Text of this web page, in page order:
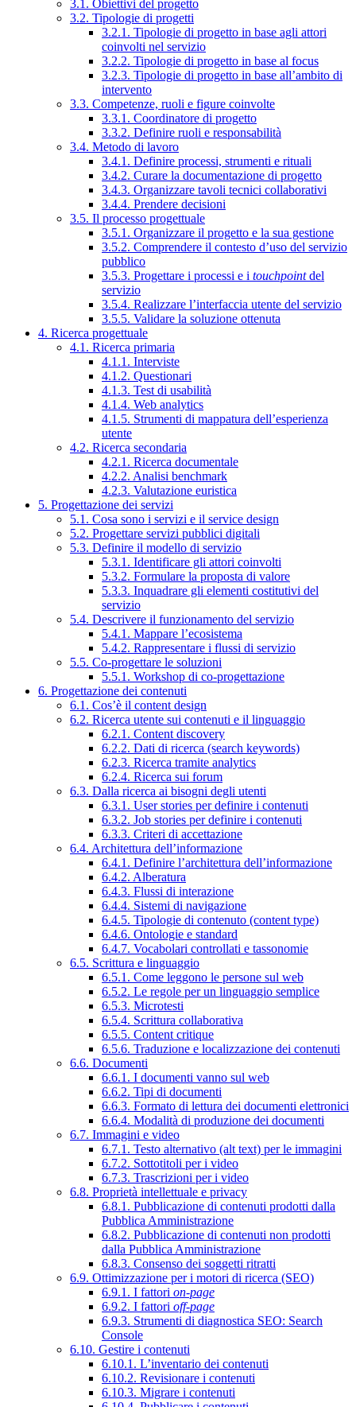
3.1. Obiettivi del progetto
3.2. Tipologie di progetti
3.2.1. Tipologie di progetto in base agli attori
coinvolti nel servizio
3.2.2. Tipologie di progetto in base al focus
3.2.3. Tipologie di progetto in base all’ambito di
intervento
3.3. Competenze, ruoli e figure coinvolte
3.3.1. Coordinatore di progetto
3.3.2. Definire ruoli e responsabilità
3.4. Metodo di lavoro
3.4.1. Definire processi, strumenti e rituali
3.4.2. Curare la documentazione di progetto
3.4.3. Organizzare tavoli tecnici collaborativi
3.4.4. Prendere decisioni
3.5. Il processo progettuale
3.5.1. Organizzare il progetto e la sua gestione
3.5.2. Comprendere il contesto d’uso del servizio
pubblico
3.5.3. Progettare i processi e i touchpointdel
servizio
3.5.4. Realizzare l’interfaccia utente del servizio
3.5.5. Validare la soluzione ottenuta
4. Ricerca progettuale
4.1. Ricerca primaria
4.1.1. Interviste
4.1.2. Questionari
4.1.3. Test di usabilità
4.1.4. Web analytics
4.1.5. Strumenti di mappatura dell’esperienza
utente
4.2. Ricerca secondaria
4.2.1. Ricerca documentale
4.2.2. Analisi benchmark
4.2.3. Valutazione euristica
5. Progettazione dei servizi
5.1. Cosa sono i servizi e il service design
5.2. Progettare servizi pubblici digitali
5.3. Definire il modello di servizio
5.3.1. Identificare gli attori coinvolti
5.3.2. Formulare la proposta di valore
5.3.3. Inquadrare gli elementi costitutivi del
servizio
5.4. Descrivere il funzionamento del servizio
5.4.1. Mappare l’ecosistema
5.4.2. Rappresentare i flussi di servizio
5.5. Co-progettare le soluzioni
5.5.1. Workshop di co-progettazione
6. Progettazione dei contenuti
6.1. Cos’è il content design
6.2. Ricerca utente sui contenuti e il linguaggio
6.2.1. Content discovery
6.2.2. Dati di ricerca (search keywords)
6.2.3. Ricerca tramite analytics
6.2.4. Ricerca sui forum
6.3. Dalla ricerca ai bisogni degli utenti
6.3.1. User stories per definire i contenuti
6.3.2. Job stories per definire i contenuti
6.3.3. Criteri di accettazione
6.4. Architettura dell’informazione
6.4.1. Definire l’architettura dell’informazione
6.4.2. Alberatura
6.4.3. Flussi di interazione
6.4.4. Sistemi di navigazione
6.4.5. Tipologie di contenuto (content type)
6.4.6. Ontologie e standard
6.4.7. Vocabolari controllati e tassonomie
6.5. Scrittura e linguaggio
6.5.1. Come leggono le persone sul web
6.5.2. Le regole per un linguaggio semplice
6.5.3. Microtesti
6.5.4. Scrittura collaborativa
6.5.5. Content critique
6.5.6. Traduzione e localizzazione dei contenuti
6.6. Documenti
6.6.1. I documenti vanno sul web
6.6.2. Tipi di documenti
6.6.3. Formato di lettura dei documenti elettronici
6.6.4. Modalità di produzione dei documenti
6.7. Immagini e video
6.7.1. Testo alternativo (alt text) per le immagini
6.7.2. Sottotitoli per i video
6.7.3. Trascrizioni per i video
6.8. Proprietà intellettuale e privacy
6.8.1. Pubblicazione di contenuti prodotti dalla
Pubblica Amministrazione
6.8.2. Pubblicazione di contenuti non prodotti
dalla Pubblica Amministrazione
6.8.3. Consenso dei soggetti ritratti
6.9. Ottimizzazione per i motori di ricerca (SEO)
6.9.1. I fattori on-page
6.9.2. I fattori off-page
6.9.3. Strumenti di diagnostica SEO: Search
Console
6.10. Gestire i contenuti
6.10.1. L’inventario dei contenuti
6.10.2. Revisionare i contenuti
6.10.3. Migrare i contenuti